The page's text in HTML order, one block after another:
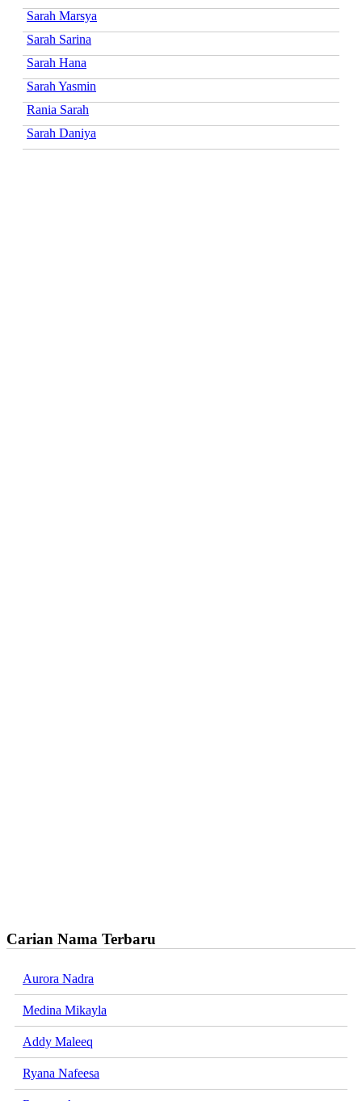
Sarah Marsya
Sarah Sarina
Sarah Hana
Sarah Yasmin
Rania Sarah
Sarah Daniya
Carian Nama Terbaru
Aurora Nadra
Medina Mikayla
Addy Maleeq
Ryana Nafeesa